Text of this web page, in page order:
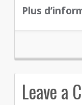
Plus
Leave a